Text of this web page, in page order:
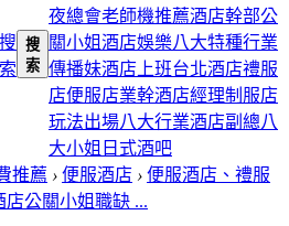
搜
索
搜
索
夜總會老師機推薦酒店幹部公
關小姐酒店娛樂八大特種行業
傳播妹酒店上班台北酒店禮服
店便服店業幹酒店經理制服店
玩法出場八大行業酒店副總八
大小姐 日式酒吧
推薦 › 便服酒店 › 便服酒店、禮服
公關小姐職缺 ...